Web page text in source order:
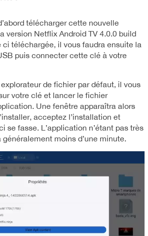
télécharger cette nouvelle
version Netflix Android TV 4.0.0 build
ci téléchargée, il vous faudra ensuite la
puis connecter cette clé à votre
de fichier par défaut, il vous
votre clé et lancer le fichier
Une fenêtre apparaîtra alors
acceptez l’installation et
se fasse. L’application n’étant pas très
moins d’une minute.